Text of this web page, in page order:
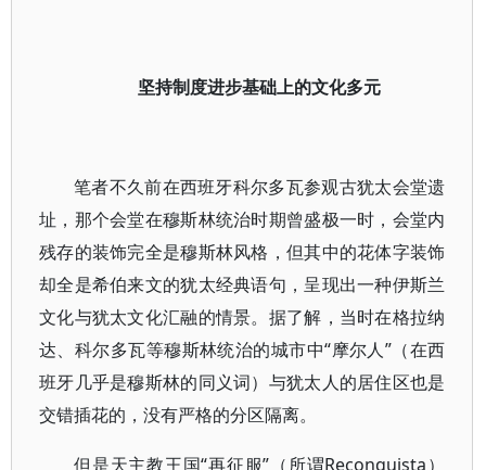
坚持制度进步基础上的文化多元
笔者不久前在西班牙科尔多瓦参观古犹太会堂遗
址，那个会堂在穆斯林统治时期曾盛极一时，会堂内
残存的装饰完全是穆斯林风格，但其中的花体字装饰
却全是希伯来文的犹太经典语句，呈现出一种伊斯兰
文化与犹太文化汇融的情景。据了解，当时在格拉纳
达、科尔多瓦等穆斯林统治的城市中“摩尔人”（在西
班牙几乎是穆斯林的同义词）与犹太人的居住区也是
交错插花的，没有严格的分区隔离。
但是天主教王国“再征服”（所谓Reconquista）